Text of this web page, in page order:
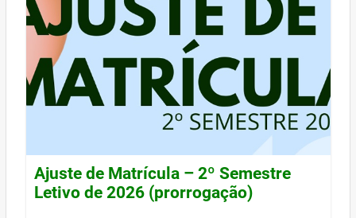
Ajuste de Matrícula – 2º Semestre
Letivo de 2026 (prorrogação)